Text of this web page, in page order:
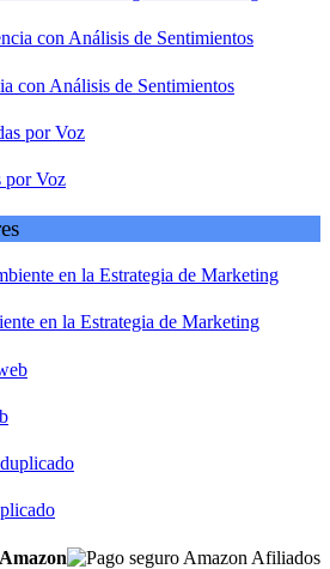
con Análisis de Sentimientos
por Voz
en la Estrategia de Marketing